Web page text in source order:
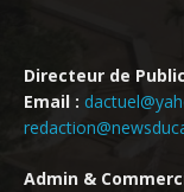
Directeur de
Email :
Admin &